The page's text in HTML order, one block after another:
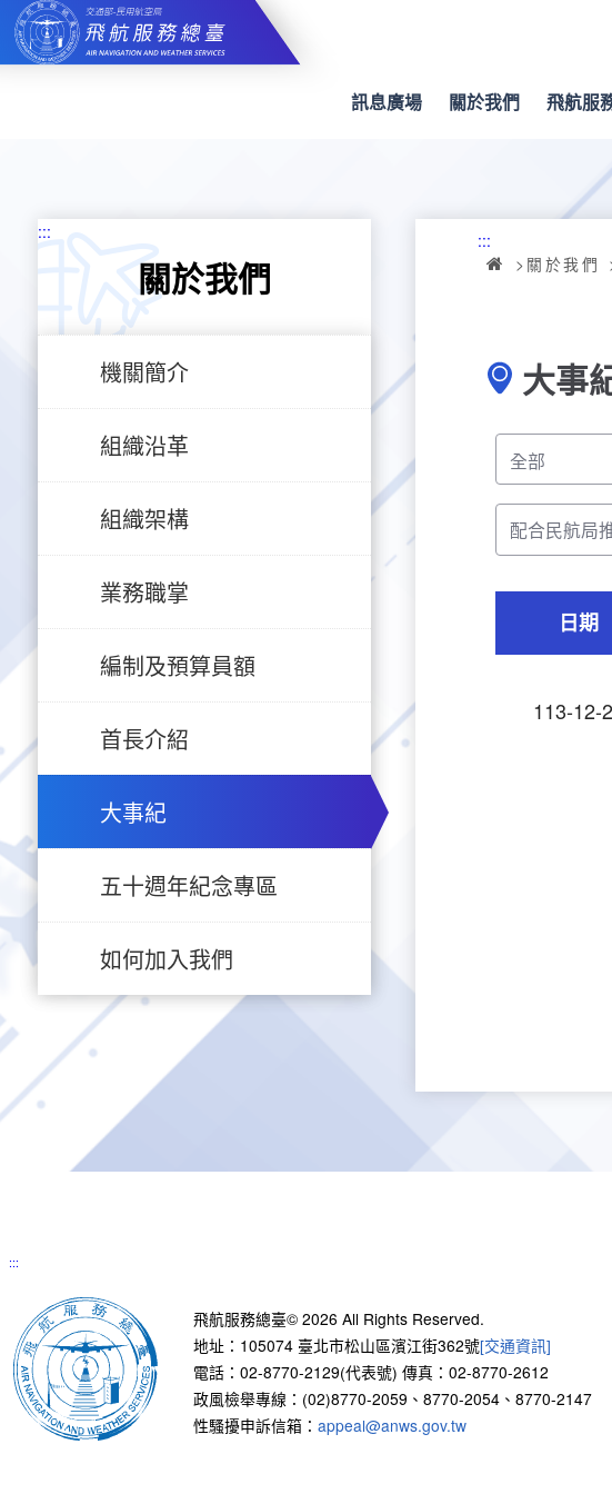
跳
到
主
要
訊息廣場 關於我們 飛航服
:::
關於我們
機關簡介
組織沿革
組織架構
業務職掌
編制及預算員額
首長介紹
大事紀
五十週年紀念專區
如何加入我們
:::
關於我們
大事
日期
113-12-
:::
飛航服務總臺© 2026 All Rights Reserved.
地址：105074 臺北市松山區濱江街362號[交通資訊]
電話：02-8770-2129(代表號) 傳真：02-8770-2612
政風檢舉專線：(02)8770-2059、8770-2054、8770-2147
性騷擾申訴信箱： appeal@anws.gov.tw